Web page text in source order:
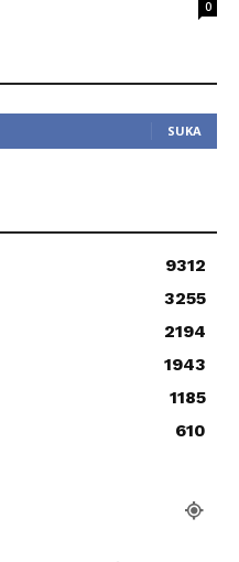
0
SUKA
9312
3255
2194
1943
1185
610